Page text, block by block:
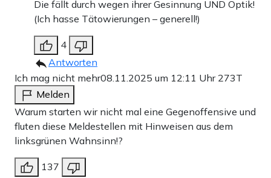
Die fällt durch wegen ihrer Gesinnung UND Optik!
(Ich hasse Tätowierungen – generell!)
4
Antworten
Ich mag nicht mehr08.11.2025 um 12:11 Uhr 273T
Melden
Warum starten wir nicht mal eine Gegenoffensive und
fluten diese Meldestellen mit Hinweisen aus dem
linksgrünen Wahnsinn!?
137